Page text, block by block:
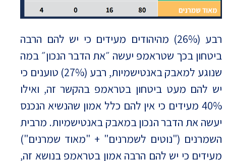
רבע (26%) מהיהודים מעידים כי יש להם הרבה
ביטחון בכך שטראמפ יעשה ״את הדבר הנכון״ במה
שנוגע למאבק באנטישמיות, רבע (27%) טוענים כי
יש להם מעט ביטחון בטראמפ בהקשר זה, ואילו
40% מעידים כי אין להם כלל אמון שהנשיא הנכנס
יעשה את הדבר הנכון במאבק באנטישמיות. מרבית
השמרנים ("נוטים לשמרנים" + "מאוד שמרנים")
מעידים כי יש להם הרבה אמון בטראמפ בנושא זה,